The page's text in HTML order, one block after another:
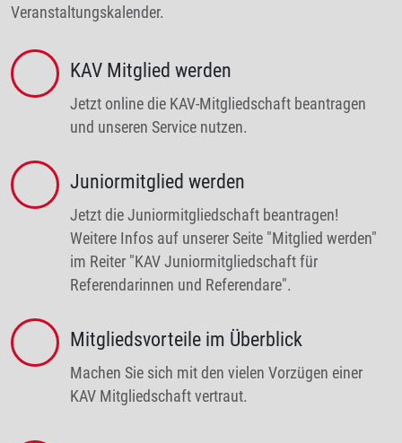
Veranstaltungskalender.
KAV Mitglied werden
Jetzt online die KAV-Mitgliedschaft beantragen
und unseren Service nutzen.
Juniormitglied werden
Jetzt die Junior­mitglied­schaft beantragen!
Weitere Infos auf unserer Seite "Mitglied werden"
im Reiter "KAV Juniormitgliedschaft für
Referendarinnen und Referendare".
Mitgliedsvorteile im Überblick
Machen Sie sich mit den vielen Vorzügen einer
KAV Mitgliedschaft vertraut.